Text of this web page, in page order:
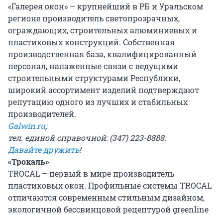
«Галерея окон» – крупнейший в РБ и Уральском
регионе производитель светопрозрачных,
ограждающих, строительных алюминиевых и
пластиковых конструкций. Собственная
производственная база, квалифицированный
персонал, налаженные связи с ведущими
строительными структурами Республики,
широкий ассортимент изделий подтверждают
репутацию одного из лучших и стабильных
производителей.
Galwin.ru;
тел. единой справочной: (347) 223-8888.
Давайте дружить!
«Трокаль»
TROCAL – первый в мире производитель
пластиковых окон. Профильные системы TROCAL
отличаются современным стильным дизайном,
экологичной бессвинцовой рецептурой greenline